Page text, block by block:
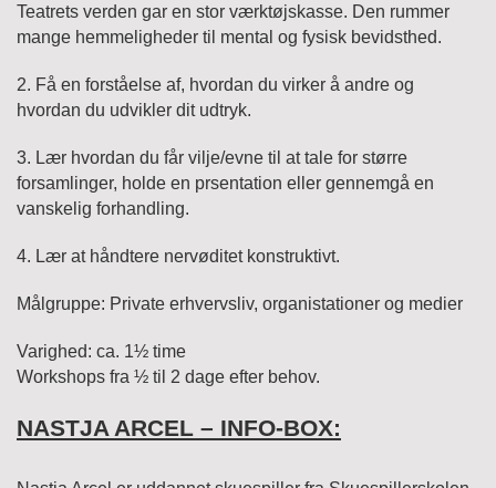
Teatrets verden gar en stor værktøjskasse. Den rummer
mange hemmeligheder til mental og fysisk bevidsthed.
2. Få en forståelse af, hvordan du virker å andre og
hvordan du udvikler dit udtryk.
3. Lær hvordan du får vilje/evne til at tale for større
forsamlinger, holde en prsentation eller gennemgå en
vanskelig forhandling.
4. Lær at håndtere nervøditet konstruktivt.
Målgruppe: Private erhvervsliv, organistationer og medier
Varighed: ca. 1½ time
Workshops fra ½ til 2 dage efter behov.
NASTJA ARCEL – INFO-BOX: